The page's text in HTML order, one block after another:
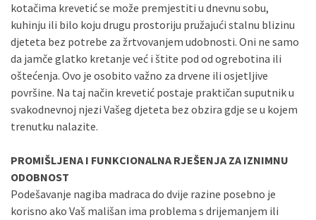
kotačima krevetić se može premjestiti u dnevnu sobu,
kuhinju ili bilo koju drugu prostoriju pružajući stalnu blizinu
djeteta bez potrebe za žrtvovanjem udobnosti. Oni ne samo
da jamče glatko kretanje već i štite pod od ogrebotina ili
oštećenja. Ovo je osobito važno za drvene ili osjetljive
površine. Na taj način krevetić postaje praktičan suputnik u
svakodnevnoj njezi Vašeg djeteta bez obzira gdje se u kojem
trenutku nalazite.
PROMIŠLJENA I FUNKCIONALNA RJEŠENJA ZA IZNIMNU
ODOBNOST
Podešavanje nagiba madraca do dvije razine posebno je
korisno ako Vaš mališan ima problema s drijemanjem ili